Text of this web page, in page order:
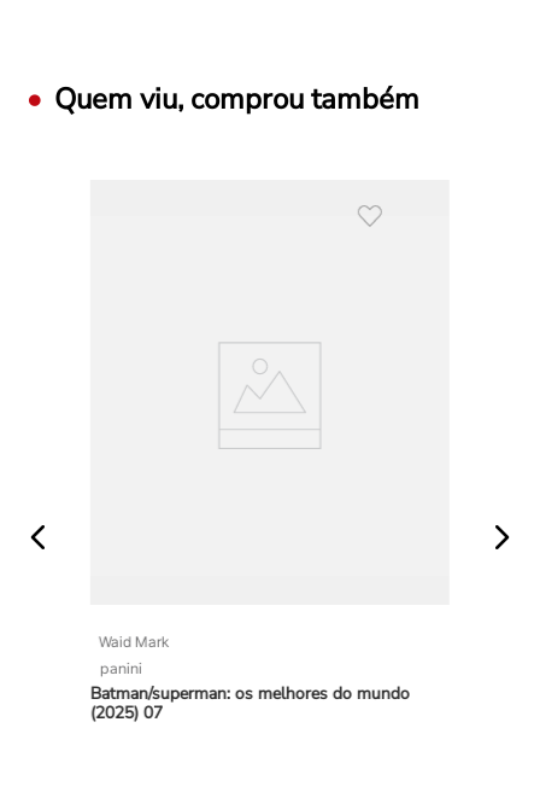
Quem viu, comprou também
Waid Mark
panini
Batman/superman: os melhores do mundo
(2025) 07